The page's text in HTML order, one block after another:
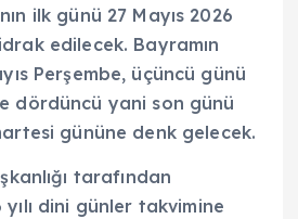
ilk günü 27 Mayıs 2026
edilecek. Bayramın
Perşembe, üçüncü günü
dördüncü yani son günü
gününe denk gelecek.
tarafından
dini günler takvimine